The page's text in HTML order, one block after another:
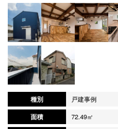
種別
戸建事例
面積
72.49㎡